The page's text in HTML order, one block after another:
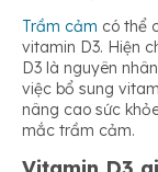
Trầm cảm có thể
vitamin D3. Hiện
D3 là nguyên
việc bổ sung
nâng cao sức
mắc trầm cảm.